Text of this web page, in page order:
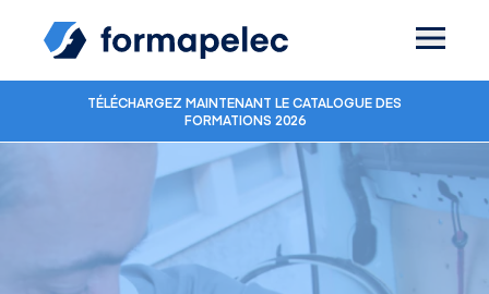
TÉLÉCHARGEZ MAINTENANT LE CATALOGUE DES
FORMATIONS 2026